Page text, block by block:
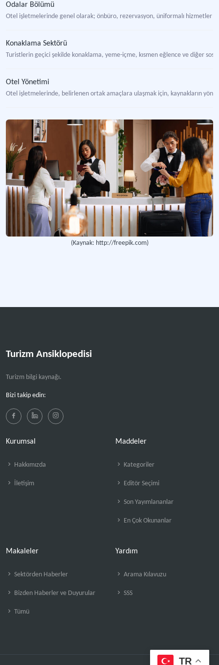
Odalar Bölümü
Otel işletmelerinde genel olarak; önbüro, rezervasyon, üniformalı hizmetler
Konaklama Sektörü
Turistlerin geçici şekilde konaklama, yeme-içme, kısmen eğlence ve diğer
Otel Yönetimi
Otel işletmelerinde, belirlenen ortak amaçlara ulaşmak için, kaynakların
"Otel Yönetimi Seminerleri - 1984" Başlıklı Etkinlik
Konaklama işletmeleri ile ilgili konuları tartışmak amacıyla gerçekleştirilen
Pazarlama Departmanı
Tüketicilerin istek ve ihtiyaçlarını karşılayacak mal ve hizmetleri tasarlayarak
Teknik Servis
Otel işletmelerini oluşturan departmanlarda kullanılan araç-gereç ve
Yiyecek-İçecek Departmanı
(Kaynak: http://freepik.com)
Turizm Ansiklopedisi
Turizm bilgi kaynağı.
Bizi takip edin:
Kurumsal
Hakkımızda
İletişim
Maddeler
Kategoriler
Editör Seçimi
Son Yayımlananlar
En Çok Okunanlar
Makaleler
Sektörden Haberler
Bizden Haberler ve Duyurular
Tümü
Yardım
Arama Kılavuzu
SSS
TR